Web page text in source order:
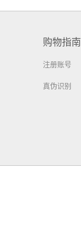
购物指南
注册账号
真伪识别